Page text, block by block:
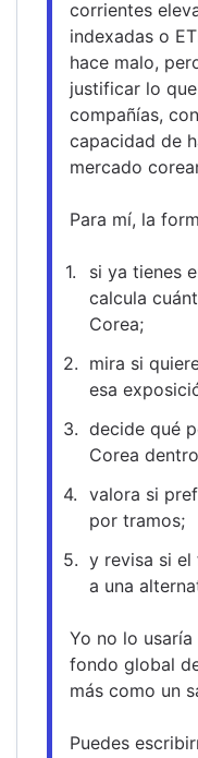
corrientes
indexadas o
hace malo,
justificar lo
compañías,
capacidad de
mercado
Para mí, la
si ya tienes
calcula
Corea;
mira si
esa
decide qué
Corea
valora si
por tramos;
y revisa si
a una
Yo no lo
fondo global
más como un
Puedes